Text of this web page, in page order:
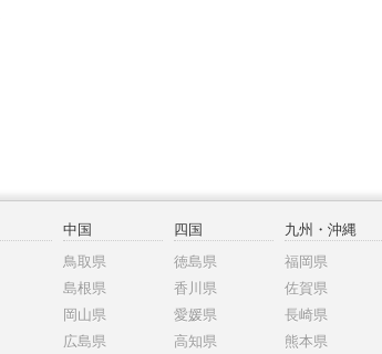
中国
鳥取県
島根県
岡山県
広島県
四国
徳島県
香川県
愛媛県
高知県
九州・沖縄
福岡県
佐賀県
長崎県
熊本県